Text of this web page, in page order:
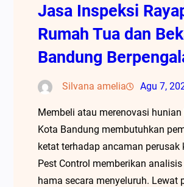
Jasa Inspeksi
Rumah Tua dan
Bandung
Silvana amelia Agu 7,
Membeli atau merenovasi
Kota Bandung membutuhkan
ketat terhadap ancaman perusak
Pest Control memberikan analisis
hama secara menyeluruh. Lewat